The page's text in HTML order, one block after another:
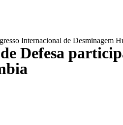
Internacional de Desminagem
Defesa